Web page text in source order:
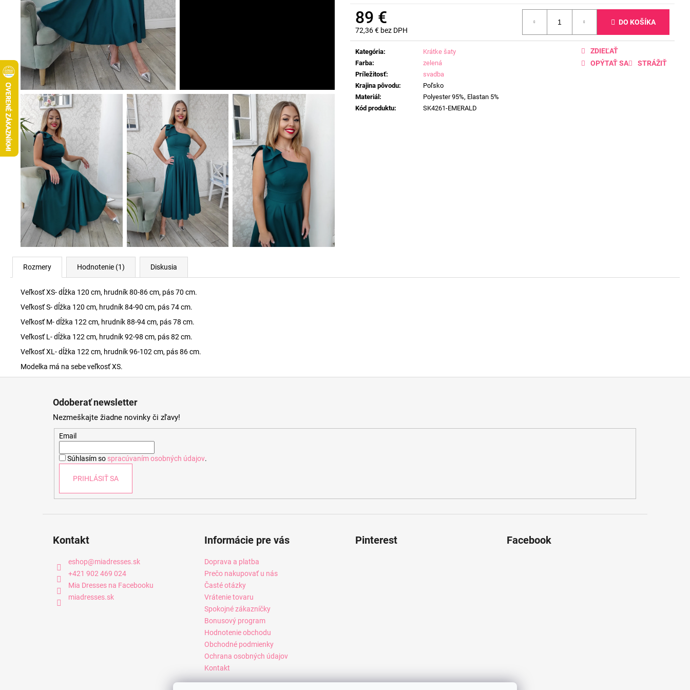
89 €
72,36 € bez DPH
Jednotková
cena:
DO KOŠÍKA
Kategória:
Krátke šaty
Farba:
zelená
Príležitosť:
svadba
Krajina pôvodu:
Poľsko
Materiál:
Polyester 95%, Elastan 5%
Kód produktu: SK4261-EMERALD
OPÝTAŤ SA STRÁŽIŤ
ZDIEĽAŤ
Rozmery Hodnotenie (1) Diskusia
Veľkosť XS- dĺžka 120 cm, hrudník 80-86 cm, pás 70 cm.
Veľkosť S- dĺžka 120 cm, hrudník 84-90 cm, pás 74 cm.
Veľkosť M- dĺžka 122 cm, hrudník 88-94 cm, pás 78 cm.
Veľkosť L- dĺžka 122 cm, hrudník 92-98 cm, pás 82 cm.
Veľkosť XL- dĺžka 122 cm, hrudník 96-102 cm, pás 86 cm.
Modelka má na sebe veľkosť XS.
Odoberať newsletter
Nezmeškajte žiadne novinky či zľavy!
Email
Súhlasím so spracúvaním osobných údajov.
PRIHLÁSIŤ SA
Kontakt
eshop@miadresses.sk
+421 902 469 024
Mia Dresses na Facebooku
miadresses.sk
Informácie pre vás
Doprava a platba
Prečo nakupovať u nás
Časté otázky
Vrátenie tovaru
Spokojné zákazníčky
Bonusový program
Hodnotenie obchodu
Obchodné podmienky
Ochrana osobných údajov
Kontakt
Pinterest Facebook